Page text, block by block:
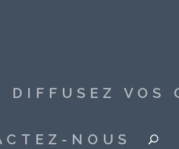
DIFFUSEZ VOS
NOUS